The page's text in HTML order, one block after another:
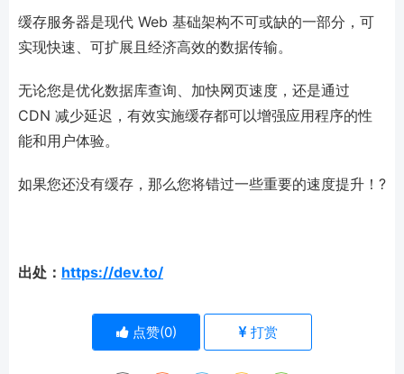
缓存服务器是现代 Web 基础架构不可或缺的一部分，可
实现快速、可扩展且经济高效的数据传输。
无论您是优化数据库查询、加快网页速度，还是通过
CDN 减少延迟，有效实施缓存都可以增强应用程序的性
能和用户体验。
如果您还没有缓存，那么您将错过一些重要的速度提升！?
出处： https://dev.to/
点赞(0) 打赏